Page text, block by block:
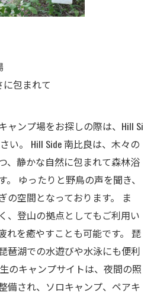
に包まれて
ャンプ場をお探しの際は、Hill Si
い。 Hill Side 南比良は、木々の
、静かな自然に包まれて森林浴
。 ゆったりと野鳥の声を聞き、
の空間となっております。 ま
、登山の拠点としてもご利用い
れを癒やすことも可能です。 琵
琶湖での水遊びや水泳にも便利
のキャンプサイトは、夜間の照
備され、ソロキャンプ、ペアキ